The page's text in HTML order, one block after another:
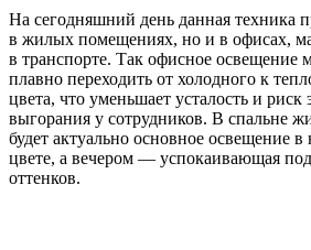
На сегодняшний день данная техника
в жилых помещениях, но и в офисах,
в транспорте. Так офисное освещение
плавно переходить от холодного к
цвета, что уменьшает усталость и
выгорания у сотрудников. В спальне
будет актуально основное освещение
цвете, а вечером — успокаивающая
оттенков.